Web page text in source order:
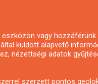
Mezőgazdasági
Pályázatírás
Pályázatírás civil
vagy
küldött alapvető
nézettségi adatok
szerzett pontos